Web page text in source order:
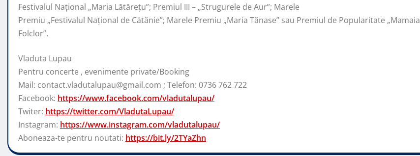
Festivalul Național „Maria Lătărețu”; Premiul III – „Strugurele de Aur”; Marele
Premiu „Festivalul Național de Cătănie”; Marele Premiu „Maria Tănase” sau Premiul de Popularitate „Mamaia
Folclor”.
Vladuta Lupau
Pentru concerte , evenimente private/Booking
Mail: contact.vladutalupau@gmail.com ; Telefon: 0736 762 722
Facebook: https://www.facebook.com/vladutalupau/
Twiter: https://twitter.com/VladutaLupau/
Instagram: https://www.instagram.com/vladutalupau/
Aboneaza-te pentru noutati: https://bit.ly/2TYaZhn